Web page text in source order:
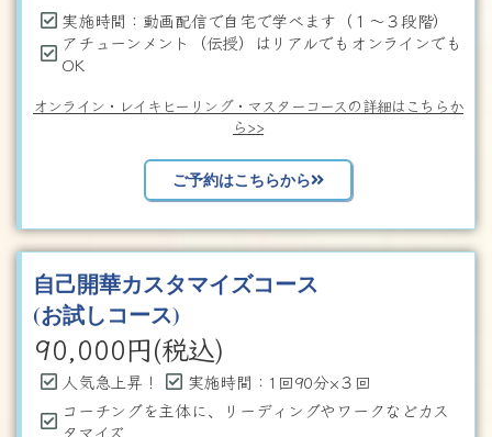
実施時間：動画配信で自宅で学べます（１～３段階）
アチューンメント（伝授）はリアルでもオンラインでも
OK
オンライン・レイキヒーリング・マスターコースの詳細はこちらか
ら>>
ご予約はこちらから
自己開華カスタマイズコース
(お試しコース)
90,000円(税込)
人気急上昇！
実施時間：1回90分×３回
コーチングを主体に、リーディングやワークなどカス
タマイズ